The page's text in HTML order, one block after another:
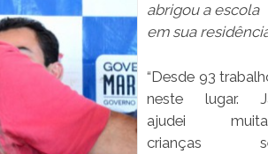
abrigou a escola
em sua
“Desde 93
neste lugar.
ajudei
crianças